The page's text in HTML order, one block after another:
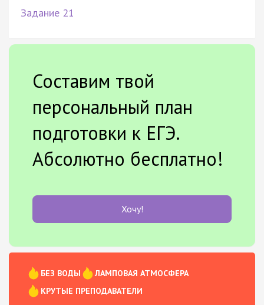
Задание 21
Составим твой
персональный план
подготовки к ЕГЭ.
Абсолютно бесплатно!
Хочу!
БЕЗ ВОДЫ
ЛАМПОВАЯ АТМОСФЕРА
КРУТЫЕ ПРЕПОДАВАТЕЛИ